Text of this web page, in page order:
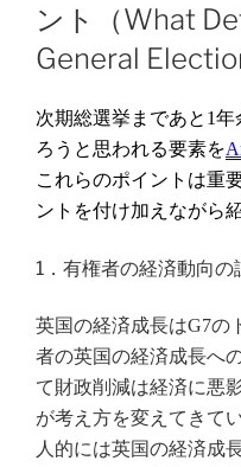
ント（What
General
次期総選挙まであと 1年
ろうと思われる要素を
これらのポイントは重
ントを付け加えながら
1．有権者の経済動向の
英国の経済成長はG7の
者の英国の経済成長へ
て財政削減は経済に悪
が考え方を変えてきて
人的には英国の経済成